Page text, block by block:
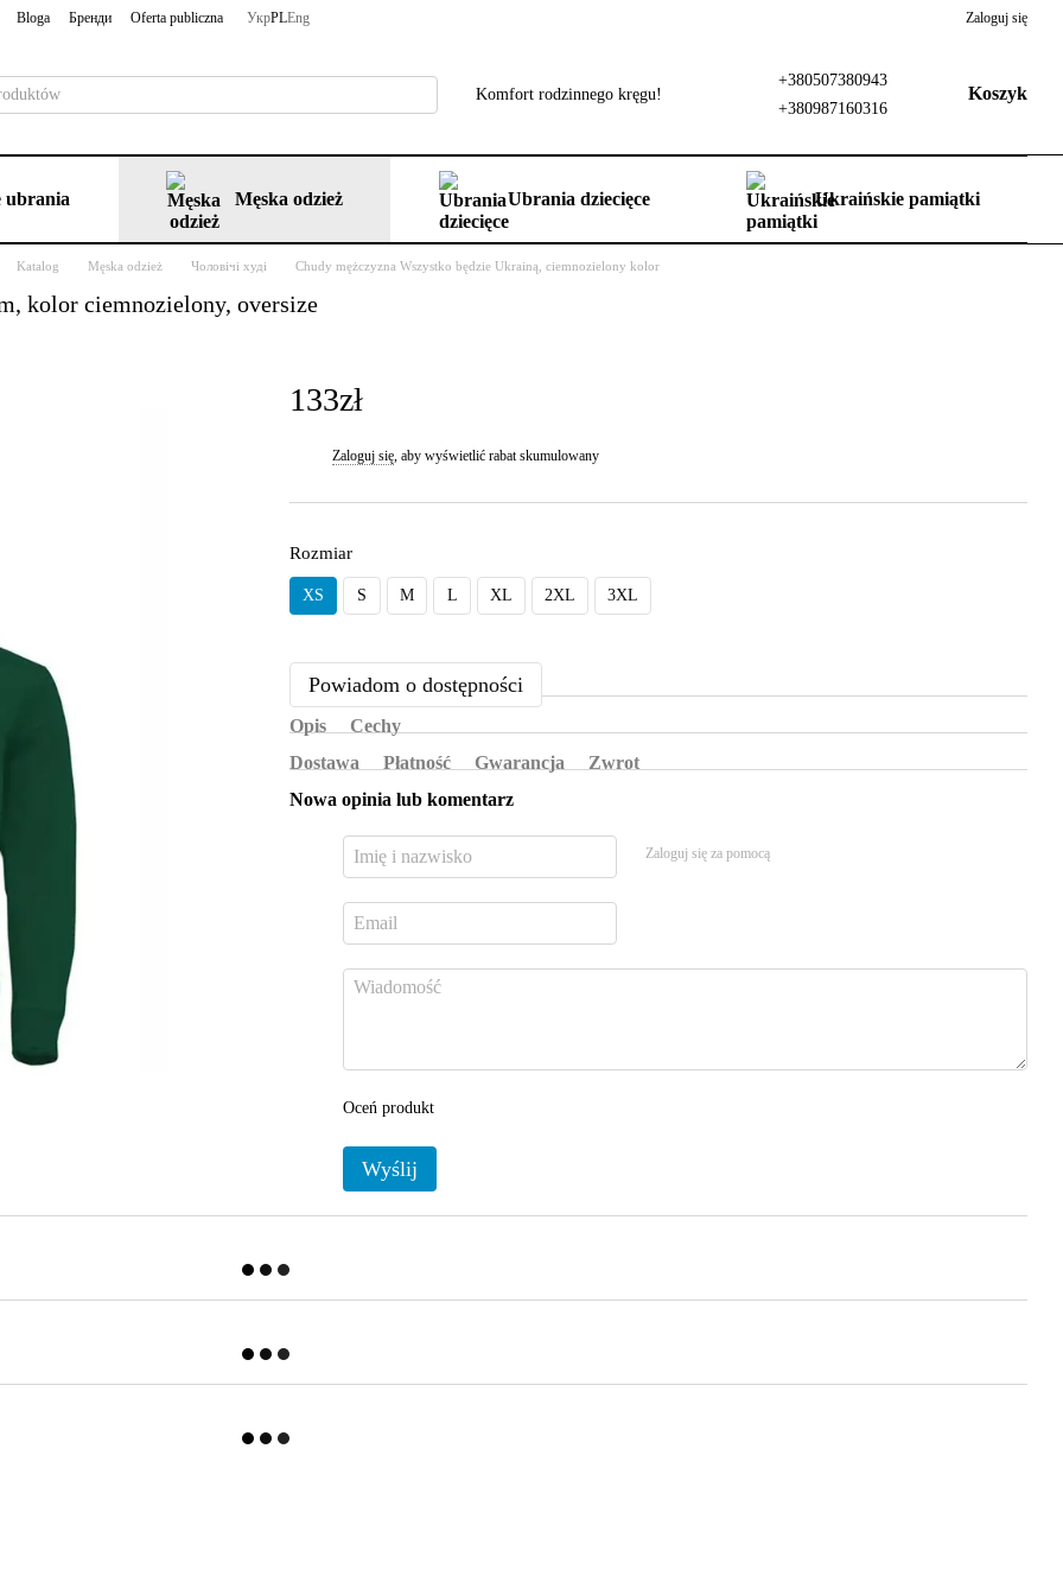
Bloga Бренди Oferta publiczna УкрPLEng Zaloguj się
Komfort rodzinnego kręgu!
+380507380943
+380987160316
Koszyk
ubrania Męska odzież Ubrania dziecięce Ukraińskie pamiątki
Katalog Męska odzież Чоловічі худі Chudy mężczyzna Wszystko będzie Ukrainą, ciemnozielony kolor
kolor ciemnozielony, oversize
133zł
Zaloguj się , aby wyświetlić rabat skumulowany
Rozmiar
XS S M L XL 2XL 3XL
Powiadom o dostępności
Opis
Cechy
Dostawa
Płatność Gwarancja
Zwrot
Nowa opinia lub komentarz
Zaloguj się za pomocą
Oceń produkt
Wyślij